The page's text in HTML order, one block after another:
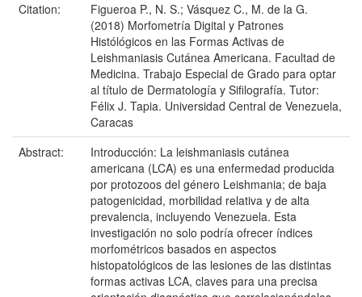
Citation:
Figueroa P., N. S.; Vásquez C., M. de la G.
(2018) Morfometría Digital y Patrones
Histólógicos en las Formas Activas de
Leishmaniasis Cutánea Americana. Facultad de
Medicina. Trabajo Especial de Grado para optar
al título de Dermatología y Sifilografía. Tutor:
Félix J. Tapia. Universidad Central de Venezuela,
Caracas
Abstract:
Introducción: La leishmaniasis cutánea
americana (LCA) es una enfermedad producida
por protozoos del género Leishmania; de baja
patogenicidad, morbilidad relativa y de alta
prevalencia, incluyendo Venezuela. Esta
investigación no solo podría ofrecer índices
morfométricos basados en aspectos
histopatológicos de las lesiones de las distintas
formas activas LCA, claves para una precisa